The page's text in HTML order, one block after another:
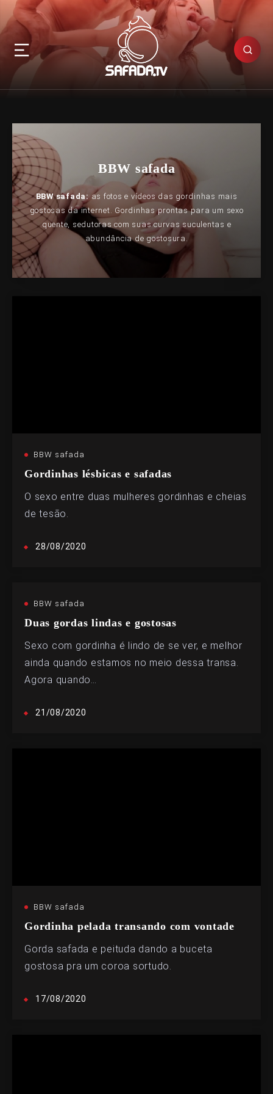
BBW safada
BBW safada:as fotos e vídeos das gordinhas mais
gostosas da internet. Gordinhas prontas para um sexo
quente, sedutoras com suas curvas suculentas e
abundância de gostosura.
BBW safada
Gordinhas lésbicas e safadas
O sexo entre duas mulheres gordinhas e cheias
de tesão.
28/08/2020
BBW safada
Duas gordas lindas e gostosas
Sexo com gordinha é lindo de se ver, e melhor
ainda quando estamos no meio dessa transa.
Agora quando…
21/08/2020
BBW safada
Gordinha pelada transando com vontade
Gorda safada e peituda dando a buceta
gostosa pra um coroa sortudo.
17/08/2020